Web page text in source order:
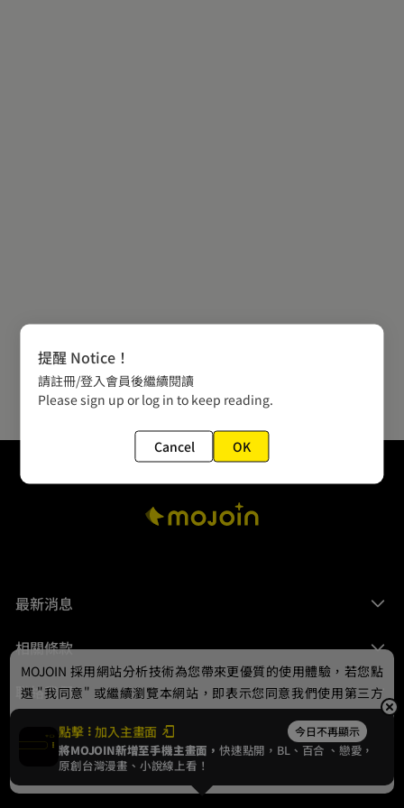
最新消息
相關條款
聯絡我們
© 2024 gamania Digital Entertainment Co., Ltd.
點擊 加入主畫面 今日不再顯示
將MOJOIN新增至手機主畫面，快速點開，BL、 百合 、戀愛，
原創台灣漫畫、小說線上看！
MOJOIN 採用網站分析技術為您帶來更優質的使用體驗，若您點
選 "我同意" 或繼續瀏覽本網站，即表示您同意我們使用第三方
Cookie，欲瞭解更多資訊請見隱私權政策。
我同意
提醒 Notice！
請註冊/登入會員後繼續閱讀
Please sign up or log in to keep reading.
Cancel OK